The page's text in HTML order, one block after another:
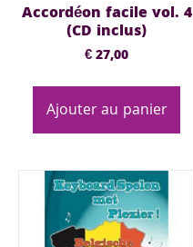
Accordéon facile vol. 4
(CD inclus)
€27,00
Ajouter au panier